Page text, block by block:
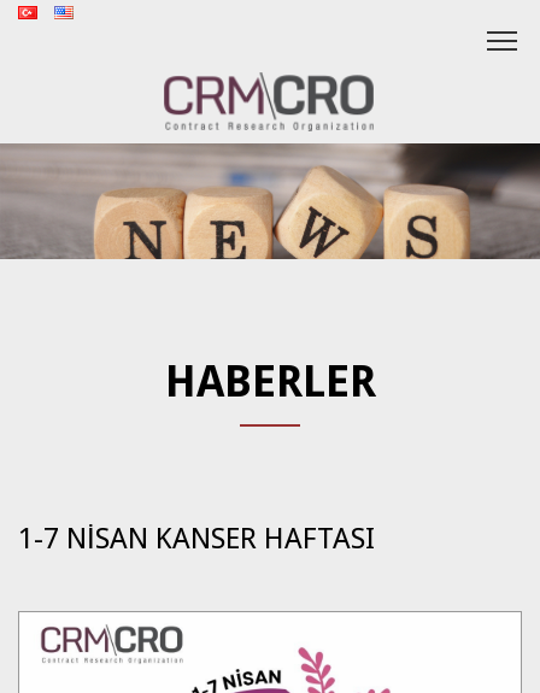
HABERLER
1-7 NİSAN KANSER HAFTASI